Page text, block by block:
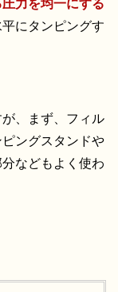
力を均一にする
にタンピングす
、まず、フィル
ングスタンドや
などもよく使わ